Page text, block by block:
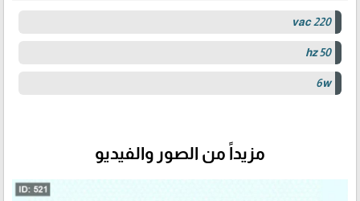
vac 220
hz 50
6w
مزيداً من الصور والفيديو